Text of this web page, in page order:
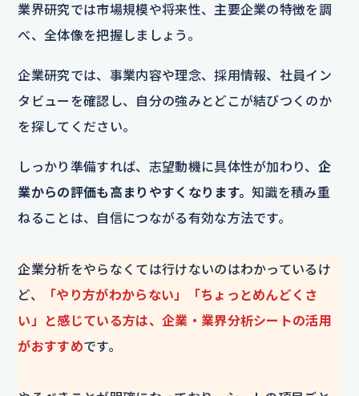
業界研究では市場規模や将来性、主要企業の特徴を調
べ、全体像を把握しましょう。
企業研究では、事業内容や理念、採用情報、社員イン
タビューを確認し、自分の強みとどこが結びつくのか
を探してください。
しっかり準備すれば、志望動機に具体性が加わり、 企
業からの評価も高まりやすくなります。知識を積み重
ねることは、自信につながる有効な方法です。
企業分析をやらなくては行けないのはわかっているけ
ど、
「やり方がわからない」「ちょっとめんどくさ
い」と感じている方は、企業・業界分析シートの活用
がおすすめです。